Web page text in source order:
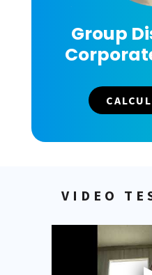
Group
VIDEO